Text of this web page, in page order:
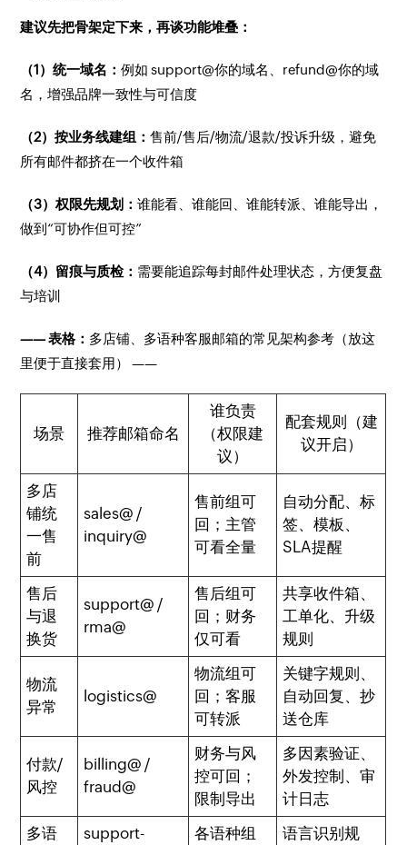
建议先把骨架定下来，再谈功能堆叠：
（1）统一域名：例如 support@你的域名、refund@你的域
名，增强品牌一致性与可信度
（2）按业务线建组：售前/售后/物流/退款/投诉升级，避免
所有邮件都挤在一个收件箱
（3）权限先规划：谁能看、谁能回、谁能转派、谁能导出，
做到“可协作但可控”
（4）留痕与质检： 需要能追踪每封邮件处理状态，方便复盘
与培训
—— 表格： 多店铺、多语种客服邮箱的常见架构参考（放这
里便于直接套用） ——
场景 推荐邮箱命名
谁负责
（权限建
议）
配套规则（建
议开启）
多店
铺统
一售
前
sales@ /
inquiry@
售前组可
回；主管
可看全量
自动分配、标
签、模板、
SLA提醒
售后
与退
换货
support@ /
rma@
售后组可
回；财务
仅可看
共享收件箱、
工单化、升级
规则
物流
异常
logistics@
物流组可
回；客服
可转派
关键字规则、
自动回复、抄
送仓库
付款/
风控
billing@ /
fraud@
财务与风
控可回；
限制导出
多因素验证、
外发控制、审
计日志
多语
support- 各语种组 语言识别规